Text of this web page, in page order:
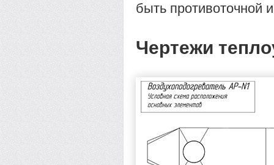
быть противоточной
Чертежи